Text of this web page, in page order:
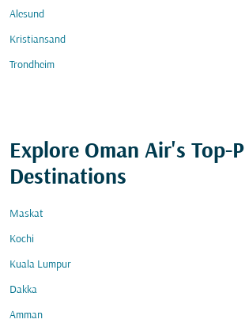
Alesund
Kristiansand
Trondheim
Explore Oman Air's Top-
Destinations
Maskat
Kochi
Kuala Lumpur
Dakka
Amman